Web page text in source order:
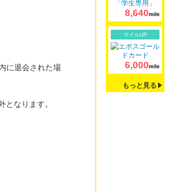
に退会された場
なります。
8,640mile
マイルUP
6,000mile
もっと見る